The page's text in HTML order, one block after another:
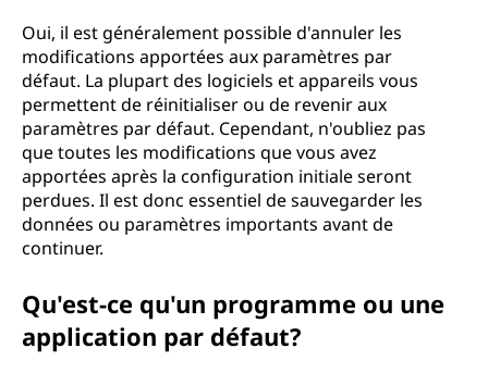
Oui, il est généralement possible d'annuler les
modifications apportées aux paramètres par
défaut. La plupart des logiciels et appareils vous
permettent de réinitialiser ou de revenir aux
paramètres par défaut. Cependant, n'oubliez pas
que toutes les modifications que vous avez
apportées après la configuration initiale seront
perdues. Il est donc essentiel de sauvegarder les
données ou paramètres importants avant de
continuer.
Qu'est-ce qu'un programme ou une
application par défaut?